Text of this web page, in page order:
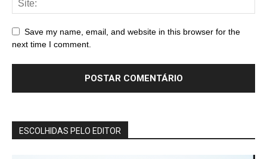
Save my name, email, and website in this browser for the
next time I comment.
ESCOLHIDAS PELO EDITOR